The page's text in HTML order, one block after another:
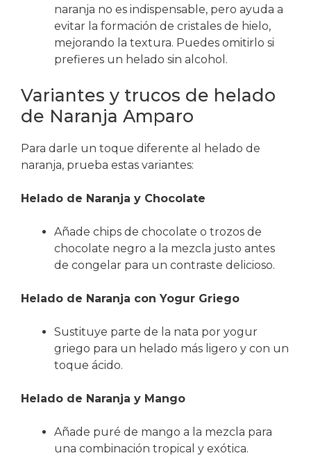
naranja no es indispensable, pero ayuda a
evitar la formación de cristales de hielo,
mejorando la textura. Puedes omitirlo si
prefieres un helado sin alcohol.
Variantes y trucos de helado
de Naranja Amparo
Para darle un toque diferente al helado de
naranja, prueba estas variantes:
Helado de Naranja y Chocolate
Añade chips de chocolate o trozos de
chocolate negro a la mezcla justo antes
de congelar para un contraste delicioso.
Helado de Naranja con Yogur Griego
Sustituye parte de la nata por yogur
griego para un helado más ligero y con un
toque ácido.
Helado de Naranja y Mango
Añade puré de mango a la mezcla para
una combinación tropical y exótica.